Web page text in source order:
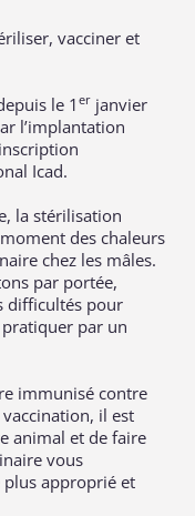
vacciner et
le 1er janvier
l’implantation
Icad.
la stérilisation
des chaleurs
chez les mâles.
par portée,
difficultés pour
pratiquer par un
immunisé contre
il est
animal et de faire
vous
approprié et